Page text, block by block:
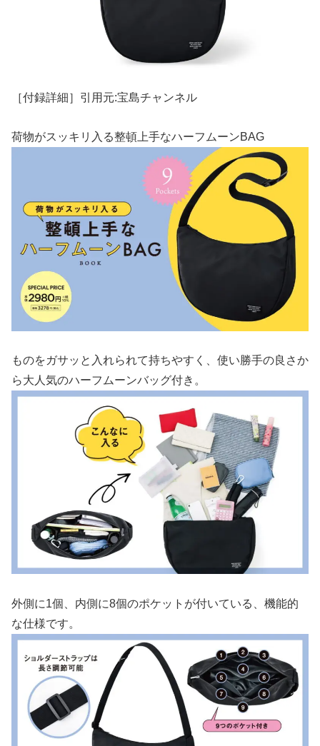
［付録詳細］引用元:宝島チャンネル
荷物がスッキリ入る整頓上手なハーフムーンBAG
ものをガサッと入れられて持ちやすく、使い勝手の良さか
ら大人気のハーフムーンバッグ付き。
外側に1個、内側に8個のポケットが付いている、機能的
な仕様です。